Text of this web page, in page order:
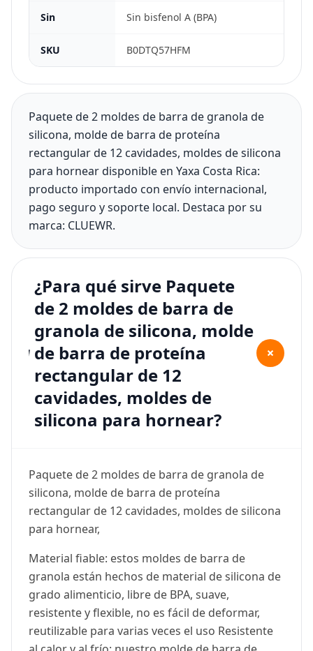
Sin Sin bisfenol A (BPA)
SKU B0DTQ57HFM
Paquete de 2 moldes de barra de granola de
silicona, molde de barra de proteína
rectangular de 12 cavidades, moldes de silicona
para hornear disponible en Yaxa Costa Rica:
producto importado con envío internacional,
pago seguro y soporte local. Destaca por su
marca: CLUEWR.
¿Para qué sirve Paquete
de 2 moldes de barra de
granola de silicona, molde
de barra de proteína
rectangular de 12
cavidades, moldes de
silicona para hornear?
+
Paquete de 2 moldes de barra de granola de
silicona, molde de barra de proteína
rectangular de 12 cavidades, moldes de silicona
para hornear,
Material fiable: estos moldes de barra de
granola están hechos de material de silicona de
grado alimenticio, libre de BPA, suave,
resistente y flexible, no es fácil de deformar,
reutilizable para varias veces el uso Resistente